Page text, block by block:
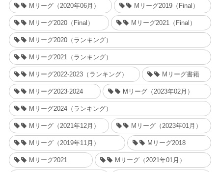
Mリーグ（2020年06月） Mリーグ2019（Final）
Mリーグ2020（Final） Mリーグ2021（Final）
Mリーグ2020（ランキング）
Mリーグ2021（ランキング）
Mリーグ2022-2023（ランキング） Mリーグ書籍
Mリーグ2023-2024 Mリーグ（2023年02月）
Mリーグ2024（ランキング）
Mリーグ（2021年12月） Mリーグ（2023年01月）
Mリーグ（2019年11月） Mリーグ2018
Mリーグ2021 Mリーグ（2021年01月）